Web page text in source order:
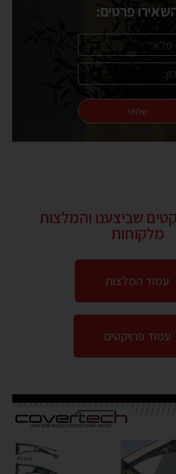
פרטים:
שלח/י
שביצענו והמלצות
מלקוחות
עמוד המלצות
עמוד פרויקטים